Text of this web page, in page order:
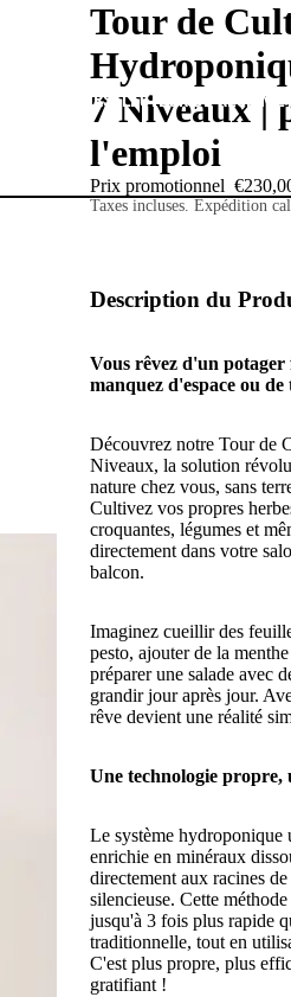
EURSÉLECTEUR DE RÉGION
Tour de
7 Niveaux |
l'emploi
Prix promotionnel
Taxes incluses. Expédition
Description du
Vous rêvez d'un
manquez d'espace ou de
Découvrez notre Tour de
Niveaux, la solution
nature chez vous, sans
Cultivez vos propres
croquantes, légumes et
directement dans votre
balcon.
Imaginez cueillir des
pesto, ajouter de la
préparer une salade avec
grandir jour après jour.
rêve devient une réalité
Une technologie propre,
Le système
enrichie en minéraux
directement aux racines
silencieuse. Cette
jusqu'à 3 fois plus rapide
traditionnelle, tout en
C'est plus propre, plus
gratifiant !